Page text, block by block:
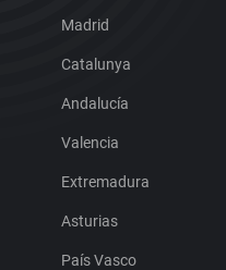
Madrid
Catalunya
Andalucía
Valencia
Extremadura
Asturias
País Vasco